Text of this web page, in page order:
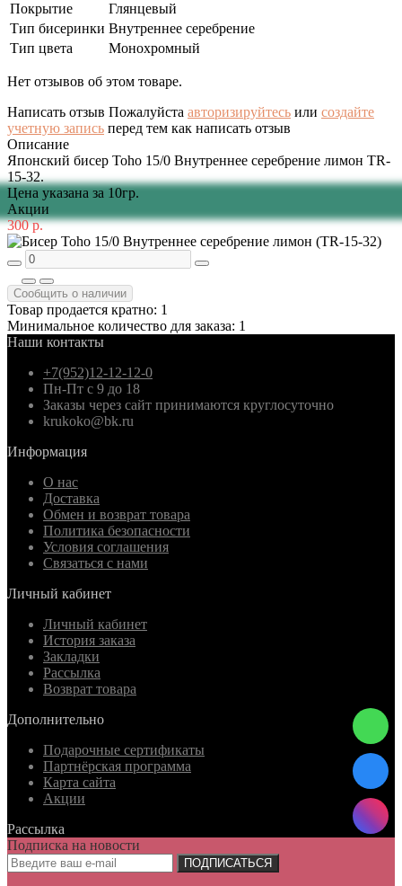
Покрытие
Глянцевый
Тип бисеринки Внутреннее серебрение
Тип цвета
Монохромный
Нет отзывов об этом товаре.
Написать отзыв Пожалуйста авторизируйтесь или создайте
учетную запись перед тем как написать отзыв
Описание
Японский бисер Toho 15/0 Внутреннее серебрение лимон TR-
15-32.
Цена указана за 10гр.
Акции
300 р.
Сообщить о наличии
Товар продается кратно: 1
Минимальное количество для заказа: 1
Наши контакты
+7(952)12-12-12-0
Пн-Пт с 9 до 18
Заказы через сайт принимаются круглосуточно
krukoko@bk.ru
Информация
О нас
Доставка
Обмен и возврат товара
Политика безопасности
Условия соглашения
Связаться с нами
Личный кабинет
Личный кабинет
История заказа
Закладки
Рассылка
Возврат товара
Дополнительно
Подарочные сертификаты
Партнёрская программа
Карта сайта
Акции
Рассылка
Подписка на новости
ПОДПИСАТЬСЯ